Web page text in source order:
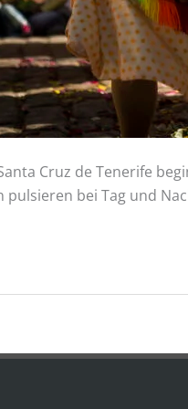
Cruz de Tenerife
pulsieren bei Tag und